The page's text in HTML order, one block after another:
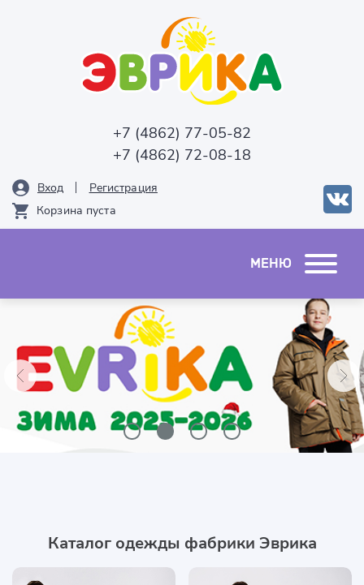
+7 (4862) 77-05-82
+7 (4862) 72-08-18
Вход
Рeгистрация
Корзина пуста
Каталог одежды фабрики Эврика